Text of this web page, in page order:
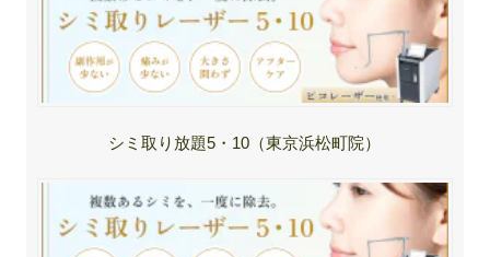
シミ取り放題5・10（東京浜松町院）